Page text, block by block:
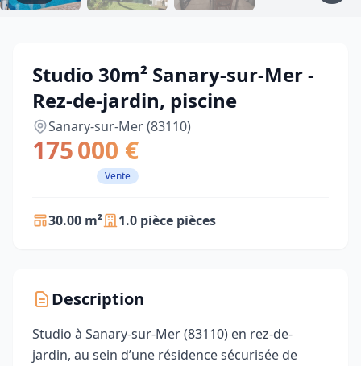
Studio 30m² Sanary-sur-Mer -
Rez-de-jardin, piscine
Sanary-sur-Mer (83110)
175 000 €
Vente
30.00 m² 1.0 pièce pièces
Description
Studio à Sanary-sur-Mer (83110) en rez-de-
jardin, au sein d’une résidence sécurisée de